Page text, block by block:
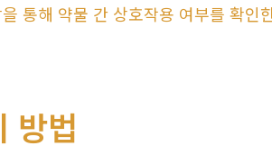
통해 약물 간 상호작용 여부를 확인
방법